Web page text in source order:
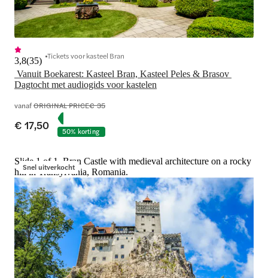
Vanuit Boekarest: Kasteel Bran, Kasteel Peles & Brasov
3,8(35) Tickets voor kasteel Bran
vanafORIGINAL PRICE€ 35
€ 17,50 50% korting
Snel uitverkocht
Slide 1 of 1, Bran Castle with medieval architecture on a rocky
hill in Transylvania, Romania.